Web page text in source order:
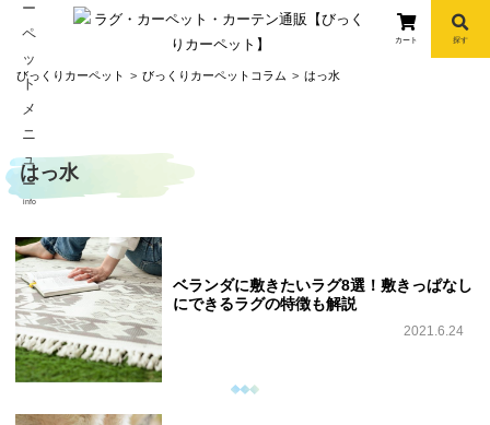
info
カート 探す
ツ
へ
びっくりカーペット びっくりカーペットコラム はっ水
はっ水
ベランダに敷きたいラグ8選！敷きっぱなし
にできるラグの特徴も解説
2021.6.24